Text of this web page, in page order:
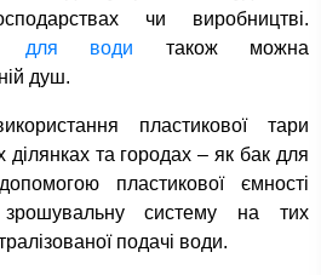
чи виробництві.
для води також можна
душ.
пластикової тари
та городах – як бак для
пластикової ємності
зрошувальну систему на тих
подачі води.